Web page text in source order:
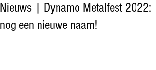
Nieuws | Dynamo Metalfest 2022:
nog een nieuwe naam!